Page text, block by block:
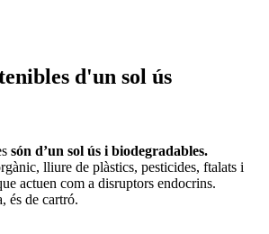
d'un sol ús
són d’un sol ús i biodegradables.
lliure de plàstics, pesticides, ftalats i
actuen com a disruptors endocrins.
és de cartró.